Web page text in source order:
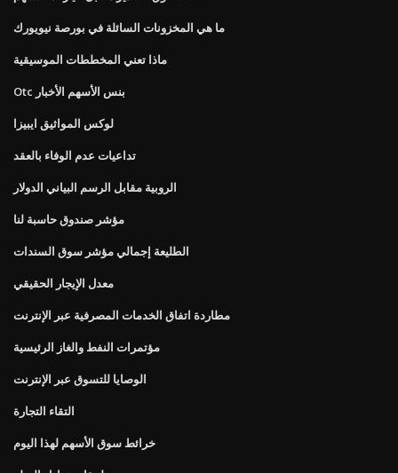
ما هي المخزونات السائلة في بورصة نيويورك
ماذا تعني المخططات الموسيقية
Otc بنس الأسهم الأخبار
لوكس المواثيق ايبيزا
تداعيات عدم الوفاء بالعقد
الروبية مقابل الرسم البياني الدولار
مؤشر صندوق حاسبة لنا
الطليعة إجمالي مؤشر سوق السندات
معدل الإيجار الحقيقي
مطاردة اتفاق الخدمات المصرفية عبر الإنترنت
مؤتمرات النفط والغاز الرئيسية
الوصايا للتسوق عبر الإنترنت
التقاء التجارة
خرائط سوق الأسهم لهذا اليوم